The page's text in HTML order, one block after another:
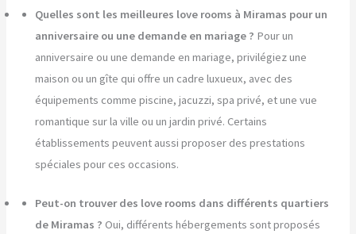
Quelles sont les meilleures love rooms à Miramas pour un
anniversaire ou une demande en mariage ? Pour un
anniversaire ou une demande en mariage, privilégiez une
maison ou un gîte qui offre un cadre luxueux, avec des
équipements comme piscine, jacuzzi, spa privé, et une vue
romantique sur la ville ou un jardin privé. Certains
établissements peuvent aussi proposer des prestations
spéciales pour ces occasions.
Peut-on trouver des love rooms dans différents quartiers
de Miramas ? Oui, différents hébergements sont proposés